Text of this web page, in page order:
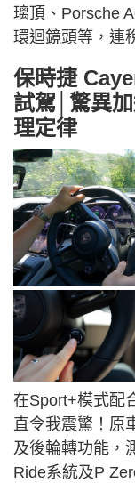
璃頂、Porsche
環迴鏡頭等，連
保時捷
試駕│驚異
理定律
在Sport+模式配
直令我震驚！原
及後輪轉功能，
Ride系統及P